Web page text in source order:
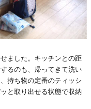
ました。キッチンとの距
るのも、帰ってきて洗い
持ち物の定番のティッシ
と取り出せる状態で収納